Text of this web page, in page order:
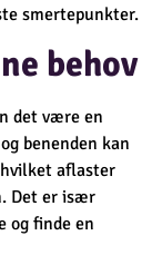
smertepunkter.
behov
det være en
benenden kan
aflaster
Det er især
og finde en